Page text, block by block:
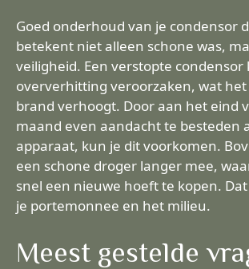
Goed onderhoud van je condensor
betekent niet alleen schone was,
veiligheid. Een verstopte condensor
oververhitting veroorzaken, wat het
brand verhoogt. Door aan het eind
maand even aandacht te besteden
apparaat, kun je dit voorkomen.
een schone droger langer mee,
snel een nieuwe hoeft te kopen.
je portemonnee en het milieu.
Meest gestelde